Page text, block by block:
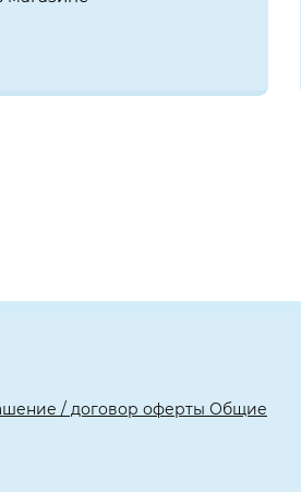
/ договор оферты Общие